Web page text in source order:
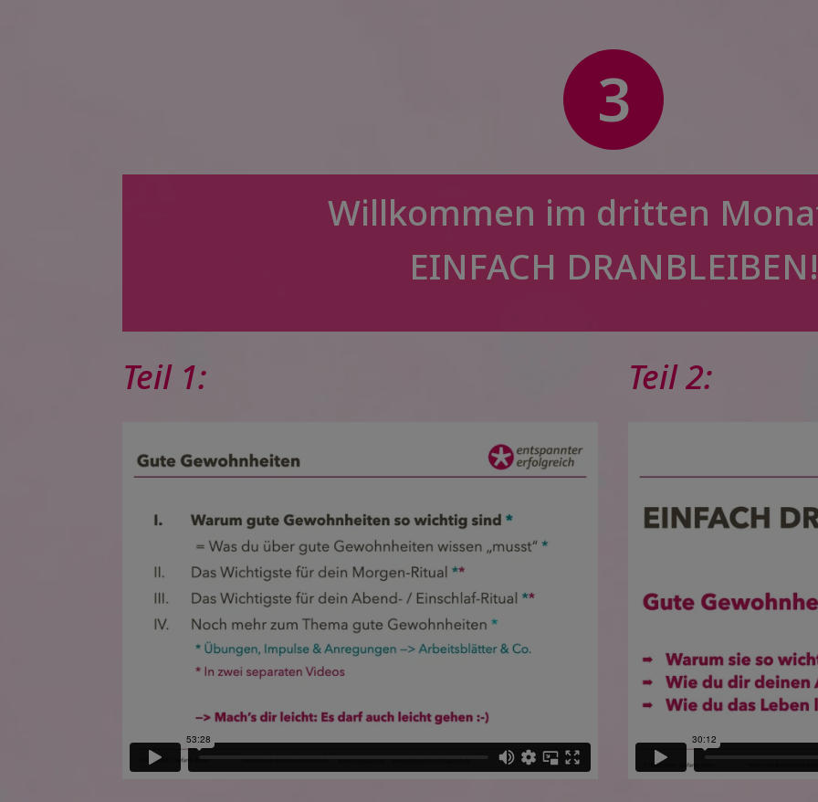
3
Willkommen im dritten
EINFACH DRANBLEIBEN!
Teil 1: Teil 2: